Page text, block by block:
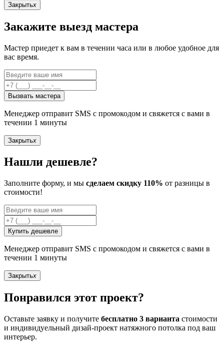
Закрытьx
Закажите выезд мастера
Мастер приедет к вам в течении часа или в любое удобное для
вас время.
Вызвать мастера
Менеджер отправит SMS с промокодом и свяжется с вами в
течении 1 минуты
Закрытьx
Нашли дешевле?
Заполните форму, и мы сделаем скидку 110% от разницы в
стоимости!
Купить дешевле
Менеджер отправит SMS с промокодом и свяжется с вами в
течении 1 минуты
Закрытьx
Понравился этот проект?
Оставьте заявку и получите бесплатно 3 варианта стоимости
и индивидуельный дизай-проект натяжного потолка под ваш
интерьер.